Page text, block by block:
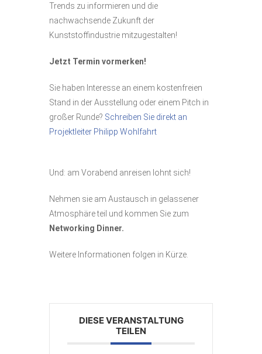
Trends zu informieren und die
nachwachsende Zukunft der
Kunststoffindustrie mitzugestalten!
J‍etzt Termin vormerken!
Sie haben Interesse an einem kostenfreien
Stand in der Ausstellung oder einem Pitch in
großer Runde? Schreiben Sie direkt an
Projektleiter Philipp Wohlfahrt
Und: am Vorabend anreisen lohnt sich!
Nehmen sie am Austausch in gelassener
Atmosphäre teil und kommen Sie zum
Networking Dinner.
Weitere Informationen folgen in Kürze.
DIESE VERANSTALTUNG
TEILEN